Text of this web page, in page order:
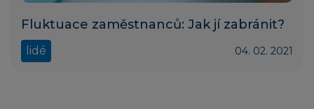
Fluktuace zaměstnanců: Jak jí zabránit?
lidé 04. 02. 2021